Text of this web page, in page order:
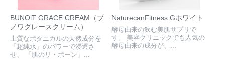
BUNOiT GRACE CREAM（ブ
ノワグレースクリーム）
上質なボタニカルの天然成分を
「超純水」のパワーで浸透さ
せ、 「肌のリ・ボーン」...
NaturecanFitness Gホワイト
酵母由来の飲む美肌サプリで
す。 美容クリニックでも人気の
酵母由来の成分が、...